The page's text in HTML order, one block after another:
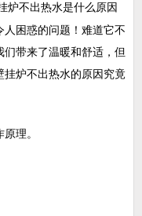
炉不出热水是什么原因
人困惑的问题！难道它不
带来了温暖和舒适，但
炉不出热水的原因究竟
理。